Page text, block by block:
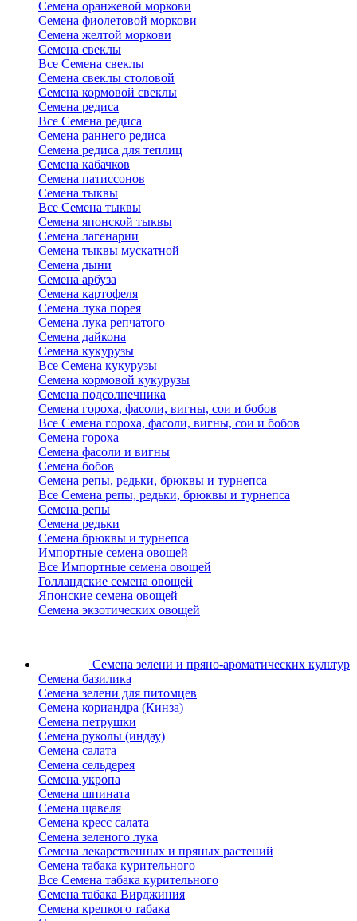
Семена оранжевой моркови
Семена фиолетовой моркови
Семена желтой моркови
Семена свеклы
Все Семена свеклы
Семена свеклы столовой
Семена кормовой свеклы
Семена редиса
Все Семена редиса
Семена раннего редиса
Семена редиса для теплиц
Семена кабачков
Семена патиссонов
Семена тыквы
Все Семена тыквы
Семена японской тыквы
Семена лагенарии
Семена тыквы мускатной
Семена дыни
Семена арбуза
Семена картофеля
Семена лука порея
Семена лука репчатого
Семена дайкона
Семена кукурузы
Все Семена кукурузы
Семена кормовой кукурузы
Семена подсолнечника
Семена гороха, фасоли, вигны, сои и бобов
Все Семена гороха, фасоли, вигны, сои и бобов
Семена гороха
Семена фасоли и вигны
Семена бобов
Семена репы, редьки, брюквы и турнепса
Все Семена репы, редьки, брюквы и турнепса
Семена репы
Семена редьки
Семена брюквы и турнепса
Импортные семена овощей
Все Импортные семена овощей
Голландские семена овощей
Японские семена овощей
Семена экзотических овощей
Семена зелени и пряно-ароматических культур
Семена базилика
Семена зелени для питомцев
Семена кориандра (Кинза)
Семена петрушки
Семена руколы (индау)
Семена салата
Семена сельдерея
Семена укропа
Семена шпината
Семена щавеля
Семена кресс салата
Семена зеленого лука
Семена лекарственных и пряных растений
Семена табака курительного
Все Семена табака курительного
Семена табака Вирджиния
Семена крепкого табака